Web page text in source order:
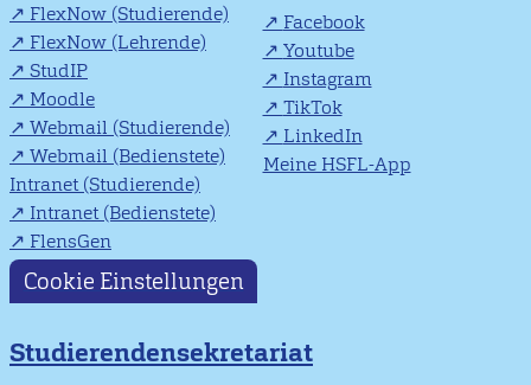
FlexNow (Studierende)
FlexNow (Lehrende)
StudIP
Moodle
Webmail (Studierende)
Webmail (Bedienstete)
Intranet (Studierende)
Intranet (Bedienstete)
FlensGen
Facebook
Youtube
Instagram
TikTok
LinkedIn
Meine HSFL-App
Cookie Einstellungen
Studierendensekretariat